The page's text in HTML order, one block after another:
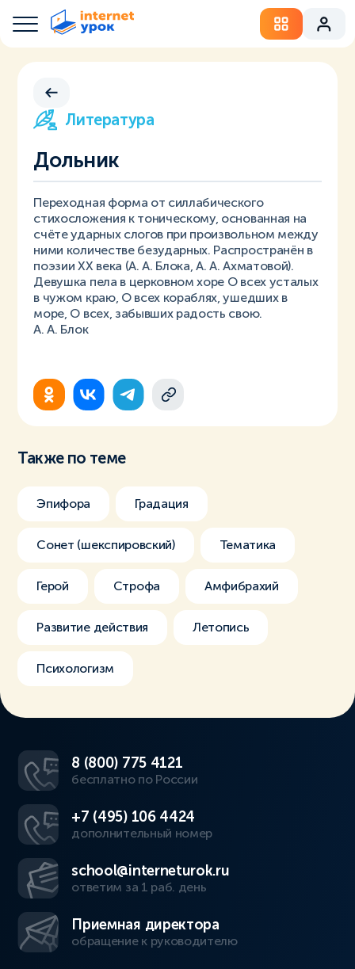
Литература
Дольник
Переходная форма от силлабического
стихосложения к тоническому, основанная на
счёте ударных слогов при произвольном между
ними количестве безударных. Распространён в
поэзии ХХ века (А. А. Блока, А. А. Ахматовой).
Девушка пела в церковном хоре О всех усталых
в чужом краю, О всех кораблях, ушедших в
море, О всех, забывших радость свою.
А. А. Блок
Также по теме
Эпифора Градация
Сонет (шекспировский) Тематика
Герой Строфа Амфибрахий
Развитие действия Летопись
Психологизм
8 (800) 775 4121
бесплатно по России
+7 (495) 106 4424
дополнительный номер
school@interneturok.ru
ответим за 1 раб. день
Приемная директора
обращение к руководителю